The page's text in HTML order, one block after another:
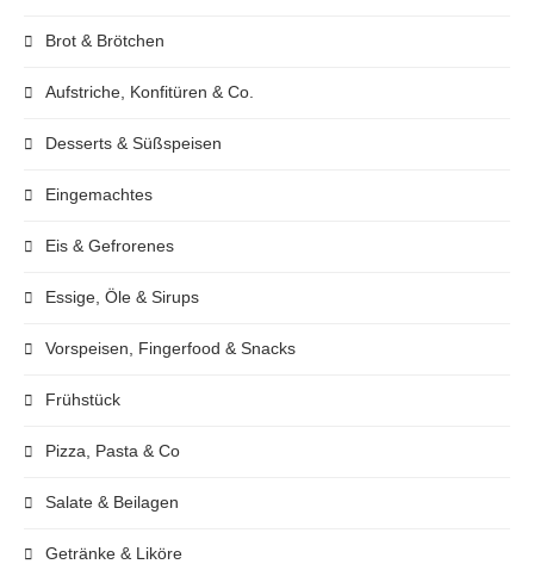
Brot & Brötchen
Aufstriche, Konfitüren & Co.
Desserts & Süßspeisen
Eingemachtes
Eis & Gefrorenes
Essige, Öle & Sirups
Vorspeisen, Fingerfood & Snacks
Frühstück
Pizza, Pasta & Co
Salate & Beilagen
Getränke & Liköre